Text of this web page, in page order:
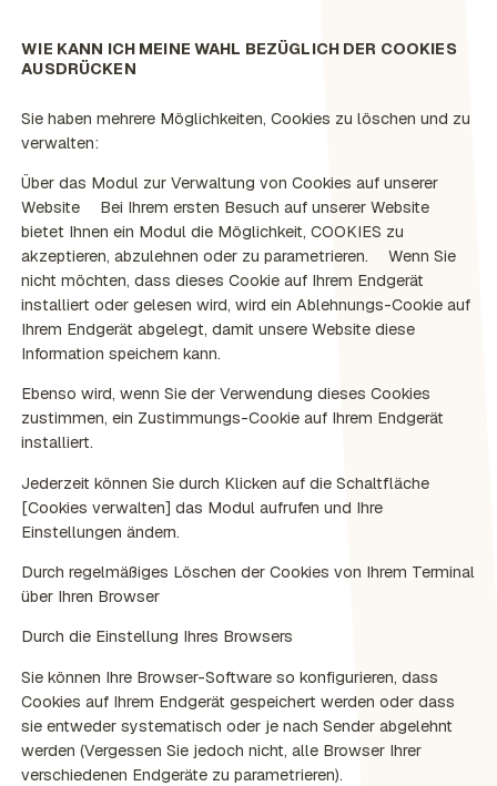
WIE KANN ICH MEINE WAHL BEZÜGLICH DER COOKIES
AUSDRÜCKEN
Sie haben mehrere Möglichkeiten, Cookies zu löschen und zu
verwalten:
Über das Modul zur Verwaltung von Cookies auf unserer
Website Bei Ihrem ersten Besuch auf unserer Website
bietet Ihnen ein Modul die Möglichkeit, COOKIES zu
akzeptieren, abzulehnen oder zu parametrieren. Wenn Sie
nicht möchten, dass dieses Cookie auf Ihrem Endgerät
installiert oder gelesen wird, wird ein Ablehnungs-Cookie auf
Ihrem Endgerät abgelegt, damit unsere Website diese
Information speichern kann.
Ebenso wird, wenn Sie der Verwendung dieses Cookies
zustimmen, ein Zustimmungs-Cookie auf Ihrem Endgerät
installiert.
Jederzeit können Sie durch Klicken auf die Schaltfläche
[Cookies verwalten] das Modul aufrufen und Ihre
Einstellungen ändern.
Durch regelmäßiges Löschen der Cookies von Ihrem Terminal
über Ihren Browser
Durch die Einstellung Ihres Browsers
Sie können Ihre Browser-Software so konfigurieren, dass
Cookies auf Ihrem Endgerät gespeichert werden oder dass
sie entweder systematisch oder je nach Sender abgelehnt
werden (Vergessen Sie jedoch nicht, alle Browser Ihrer
verschiedenen Endgeräte zu parametrieren).